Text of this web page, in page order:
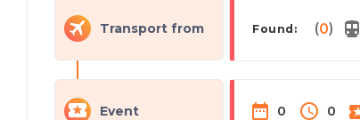
Transport from Found: (0)
Event 0 0